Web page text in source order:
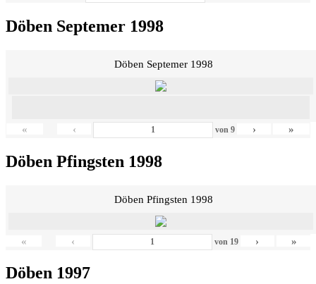
Döben Septemer 1998
Döben Septemer 1998
« ‹ von9 › »
Döben Pfingsten 1998
Döben Pfingsten 1998
« ‹ von 19 › »
Döben 1997